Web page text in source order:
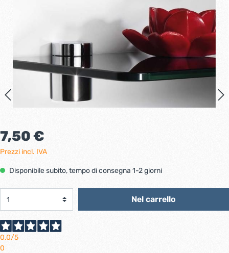
7,50 €
Prezzi incl. IVA
Disponibile subito, tempo di consegna 1-2 giorni
Nel carrello
0,0/5
0